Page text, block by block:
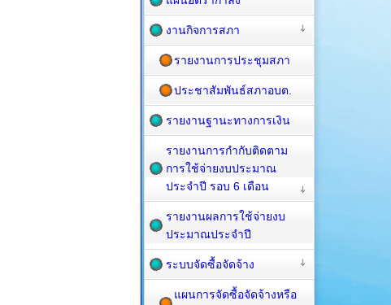
งานกิจการสภา
รายงานการประชุมสภา
ประชาสัมพันธ์สภาอบต.
รายงานฐานะทางการเงิน
รายงานการกำกับติดตาม
การใช้จ่ายงบประมาณ
ประจำปี รอบ 6 เดือน
รายงานผลการใช้จ่ายงบ
ประมาณประจำปี
ระบบจัดซื้อจัดจ้าง
แผนการจัดซื้อจัดจ้างหรือ